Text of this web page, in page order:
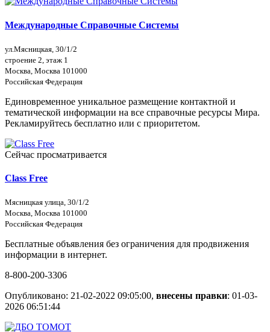
Международные Справочные Системы
ул.Мясницкая, 30/1/2
строение 2, этаж 1
Москва, Москва 101000
Российская Федерация
Единовременное уникальное размещение контактной и
тематической информации на все справочные ресурсы Мира.
Рекламируйтесь бесплатно или с приоритетом.
Сейчас просматривается
Class Free
Мясницкая улица, 30/1/2
Москва, Москва 101000
Российская Федерация
Бесплатные объявления без ограничения для продвижения
информации в интернет.
8-800-200-3306
Опубликовано: 21-02-2022 09:05:00, внесены правки: 01-03-
2026 06:51:44